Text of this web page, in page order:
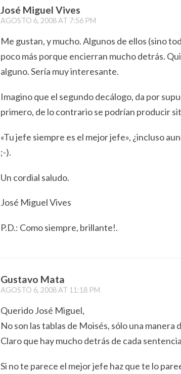
José Miguel Vives
AGOSTO 6, 2008 AT 7:56 PM
Me gustan, y mucho. Algunos de ellos (sino
poco más porque encierran mucho detrás.
alguno. Sería muy interesante.
Imagino que el segundo decálogo, da por
primero, de lo contrario se podrían producir
«Tu jefe siempre es el mejor jefe», ¿incluso
;-).
Un cordial saludo.
José Miguel Vives
P.D.: Como siempre, brillante!.
Gustavo Mata
AGOSTO 6, 2008 AT 11:18 PM
Querido José Miguel,
No son las tablas de Moisés, sólo una
Claro que hay mucho detrás de cada
Si no te parece el mejor jefe haz que te lo